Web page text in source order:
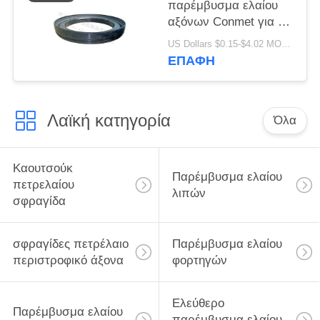
παρέμβυσμα ελαίου
αξόνων Conmet για το
φορτηγό και το
φορτηγό
US Dollars $0.15-$4.02 MOQ:20 τεμάχια
ΕΠΑΦΉ
Λαϊκή κατηγορία Όλα
Καουτσούκ
πετρελαίου
σφραγίδα
Παρέμβυσμα ελαίου
λιπών
σφραγίδες πετρέλαιο
περιστροφικό άξονα
Παρέμβυσμα ελαίου
φορτηγών
Παρέμβυσμα ελαίου
Ελεύθερο